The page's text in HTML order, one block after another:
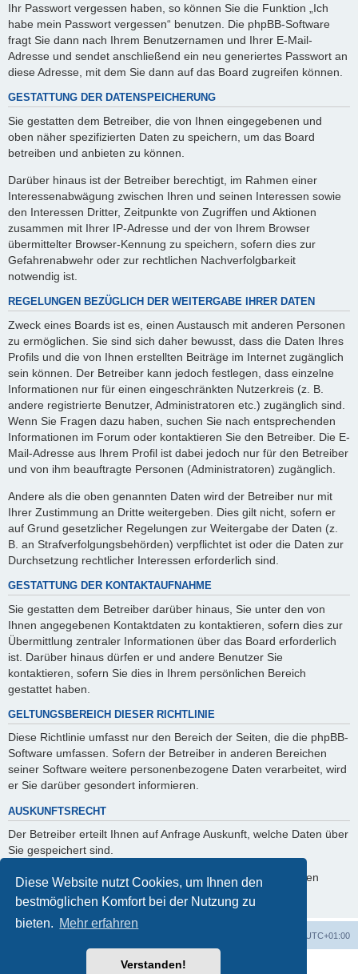
Diese Website nutzt Cookies, um Ihnen den
bestmöglichen Komfort bei der Nutzung zu
bieten. Mehr erfahren
Verstanden!
Ihr Passwort vergessen haben, so können Sie die Funktion „Ich
habe mein Passwort vergessen“ benutzen. Die phpBB-Software
fragt Sie dann nach Ihrem Benutzernamen und Ihrer E-Mail-
Adresse und sendet anschließend ein neu generiertes Passwort an
diese Adresse, mit dem Sie dann auf das Board zugreifen können.
GESTATTUNG DER DATENSPEICHERUNG
Sie gestatten dem Betreiber, die von Ihnen eingegebenen und
oben näher spezifizierten Daten zu speichern, um das Board
betreiben und anbieten zu können.
Darüber hinaus ist der Betreiber berechtigt, im Rahmen einer
Interessenabwägung zwischen Ihren und seinen Interessen sowie
den Interessen Dritter, Zeitpunkte von Zugriffen und Aktionen
zusammen mit Ihrer IP-Adresse und der von Ihrem Browser
übermittelter Browser-Kennung zu speichern, sofern dies zur
Gefahrenabwehr oder zur rechtlichen Nachverfolgbarkeit
notwendig ist.
REGELUNGEN BEZÜGLICH DER WEITERGABE IHRER DATEN
Zweck eines Boards ist es, einen Austausch mit anderen Personen
zu ermöglichen. Sie sind sich daher bewusst, dass die Daten Ihres
Profils und die von Ihnen erstellten Beiträge im Internet zugänglich
sein können. Der Betreiber kann jedoch festlegen, dass einzelne
Informationen nur für einen eingeschränkten Nutzerkreis (z. B.
andere registrierte Benutzer, Administratoren etc.) zugänglich sind.
Wenn Sie Fragen dazu haben, suchen Sie nach entsprechenden
Informationen im Forum oder kontaktieren Sie den Betreiber. Die E-
Mail-Adresse aus Ihrem Profil ist dabei jedoch nur für den Betreiber
und von ihm beauftragte Personen (Administratoren) zugänglich.
Andere als die oben genannten Daten wird der Betreiber nur mit
Ihrer Zustimmung an Dritte weitergeben. Dies gilt nicht, sofern er
auf Grund gesetzlicher Regelungen zur Weitergabe der Daten (z.
B. an Strafverfolgungsbehörden) verpflichtet ist oder die Daten zur
Durchsetzung rechtlicher Interessen erforderlich sind.
GESTATTUNG DER KONTAKTAUFNAHME
Sie gestatten dem Betreiber darüber hinaus, Sie unter den von
Ihnen angegebenen Kontaktdaten zu kontaktieren, sofern dies zur
Übermittlung zentraler Informationen über das Board erforderlich
ist. Darüber hinaus dürfen er und andere Benutzer Sie
kontaktieren, sofern Sie dies in Ihrem persönlichen Bereich
gestattet haben.
GELTUNGSBEREICH DIESER RICHTLINIE
Diese Richtlinie umfasst nur den Bereich der Seiten, die die phpBB-
Software umfassen. Sofern der Betreiber in anderen Bereichen
seiner Software weitere personenbezogene Daten verarbeitet, wird
er Sie darüber gesondert informieren.
AUSKUNFTSRECHT
Der Betreiber erteilt Ihnen auf Anfrage Auskunft, welche Daten über
Sie gespeichert sind.
Sie können jederzeit die Löschung bzw. Sperrung Ihrer Daten
verlangen. Kontaktieren Sie hierzu bitte den Betreiber.
UTC+01:00
Powered byphpBB® Forum Software © phpBB Limited